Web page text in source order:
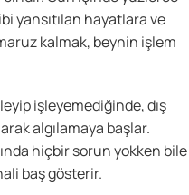
yansıtılan hayatlara ve
kalmak, beynin işlem
işleyemediğinde, dış
algılamaya başlar.
hiçbir sorun yokken bile
baş gösterir.